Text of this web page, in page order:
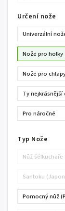
Určení nože
Univerzální
Nože pro holky
Nože pro
Ty nejkrásnější
Pro náročné
Typ Nože
Nůž šéfkuchaře
Santoku
Pomocný nůž